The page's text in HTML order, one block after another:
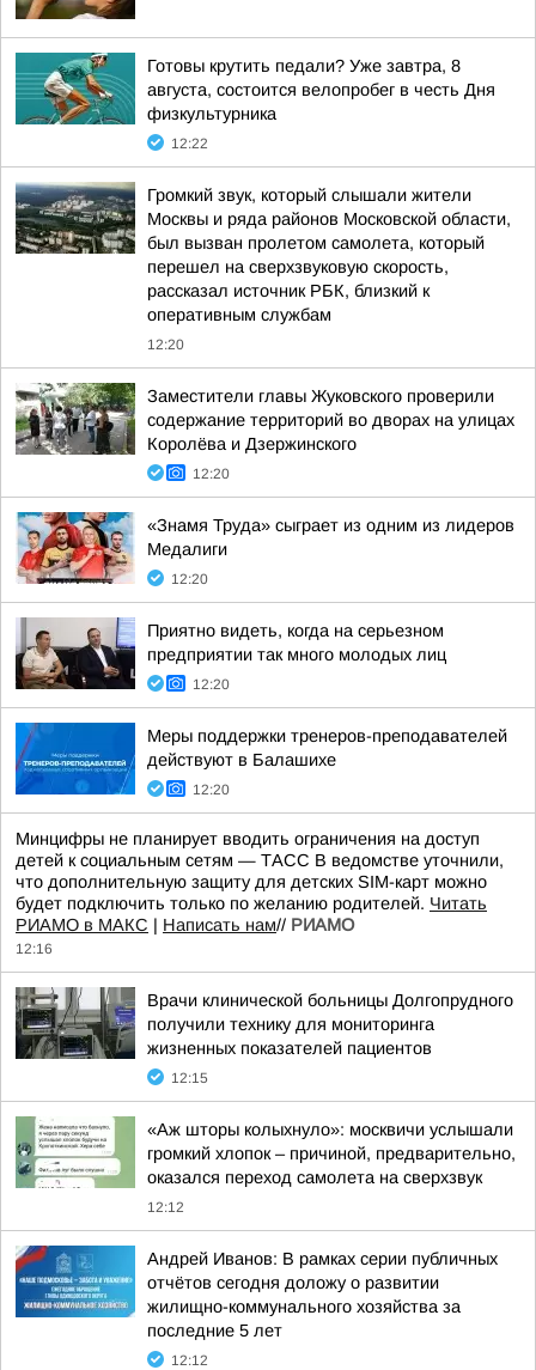
Готовы крутить педали? Уже завтра, 8
августа, состоится велопробег в честь Дня
физкультурника
12:22
Громкий звук, который слышали жители
Москвы и ряда районов Московской области,
был вызван пролетом самолета, который
перешел на сверхзвуковую скорость,
рассказал источник РБК, близкий к
оперативным службам
12:20
Заместители главы Жуковского проверили
содержание территорий во дворах на улицах
Королёва и Дзержинского
12:20
«Знамя Труда» сыграет из одним из лидеров
Медалиги
12:20
Приятно видеть, когда на серьезном
предприятии так много молодых лиц
12:20
Меры поддержки тренеров-преподавателей
действуют в Балашихе
12:20
Минцифры не планирует вводить ограничения на доступ
детей к социальным сетям — ТАСС В ведомстве уточнили,
что дополнительную защиту для детских SIM-карт можно
будет подключить только по желанию родителей. Читать
РИАМО в МАКС | Написать нам// РИАМО
12:16
Врачи клинической больницы Долгопрудного
получили технику для мониторинга
жизненных показателей пациентов
12:15
«Аж шторы колыхнуло»: москвичи услышали
громкий хлопок – причиной, предварительно,
оказался переход самолета на сверхзвук
12:12
Андрей Иванов: В рамках серии публичных
отчётов сегодня доложу о развитии
жилищно-коммунального хозяйства за
последние 5 лет
12:12